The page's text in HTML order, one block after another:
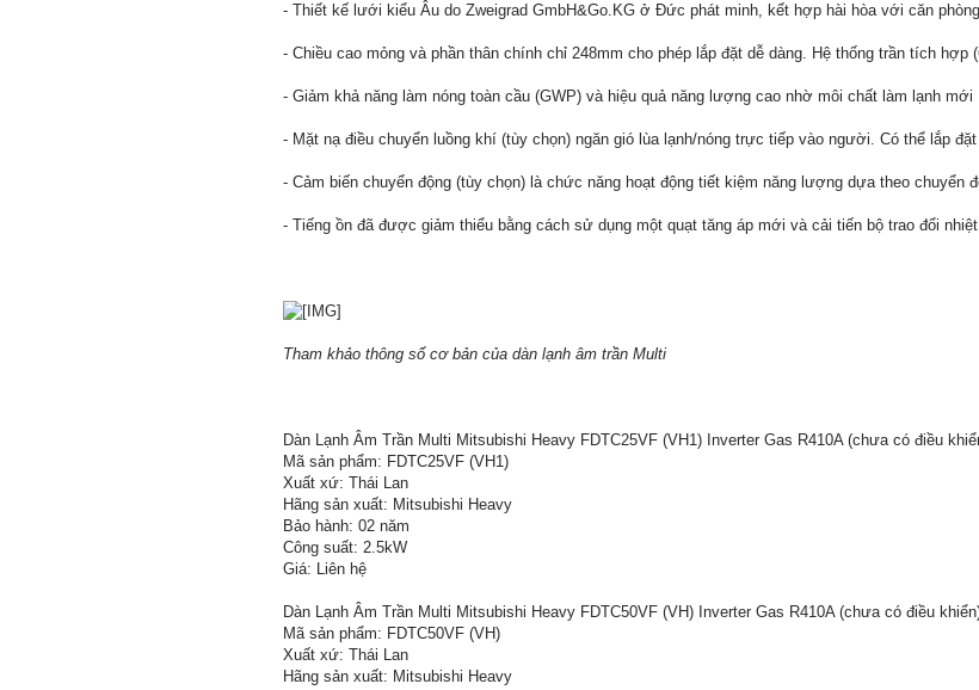
- Thiết kế lưới kiểu Âu do Zweigrad GmbH&Go.KG ở Đức phát minh, kết hợp hài hòa với căn
- Chiều cao mỏng và phần thân chính chỉ 248mm cho phép lắp đặt dễ dàng. Hệ thống trần tích hợp
- Giảm khả năng làm nóng toàn cầu (GWP) và hiệu quả năng lượng cao nhờ môi chất làm lạnh mới
- Mặt nạ điều chuyển luồng khí (tùy chọn) ngăn gió lùa lạnh/nóng trực tiếp vào người. Có thể lắp
- Cảm biến chuyển động (tùy chọn) là chức năng hoạt động tiết kiệm năng lượng dựa theo chuyển
- Tiếng ồn đã được giảm thiểu bằng cách sử dụng một quạt tăng áp mới và cải tiến bộ trao đổi
Tham khảo thông số cơ bản của dàn lạnh âm trần Multi
Dàn Lạnh Âm Trần Multi Mitsubishi Heavy FDTC25VF (VH1) Inverter Gas R410A (chưa có điều
Mã sản phẩm: FDTC25VF (VH1)
Xuất xứ: Thái Lan
Hãng sản xuất: Mitsubishi Heavy
Bảo hành: 02 năm
Công suất: 2.5kW
Giá: Liên hệ
Dàn Lạnh Âm Trần Multi Mitsubishi Heavy FDTC50VF (VH) Inverter Gas R410A (chưa có điều
Mã sản phẩm: FDTC50VF (VH)
Xuất xứ: Thái Lan
Hãng sản xuất: Mitsubishi Heavy